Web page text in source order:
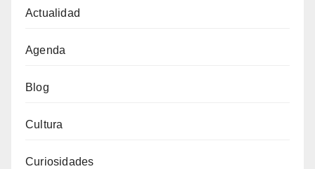
Actualidad
Agenda
Blog
Cultura
Curiosidades